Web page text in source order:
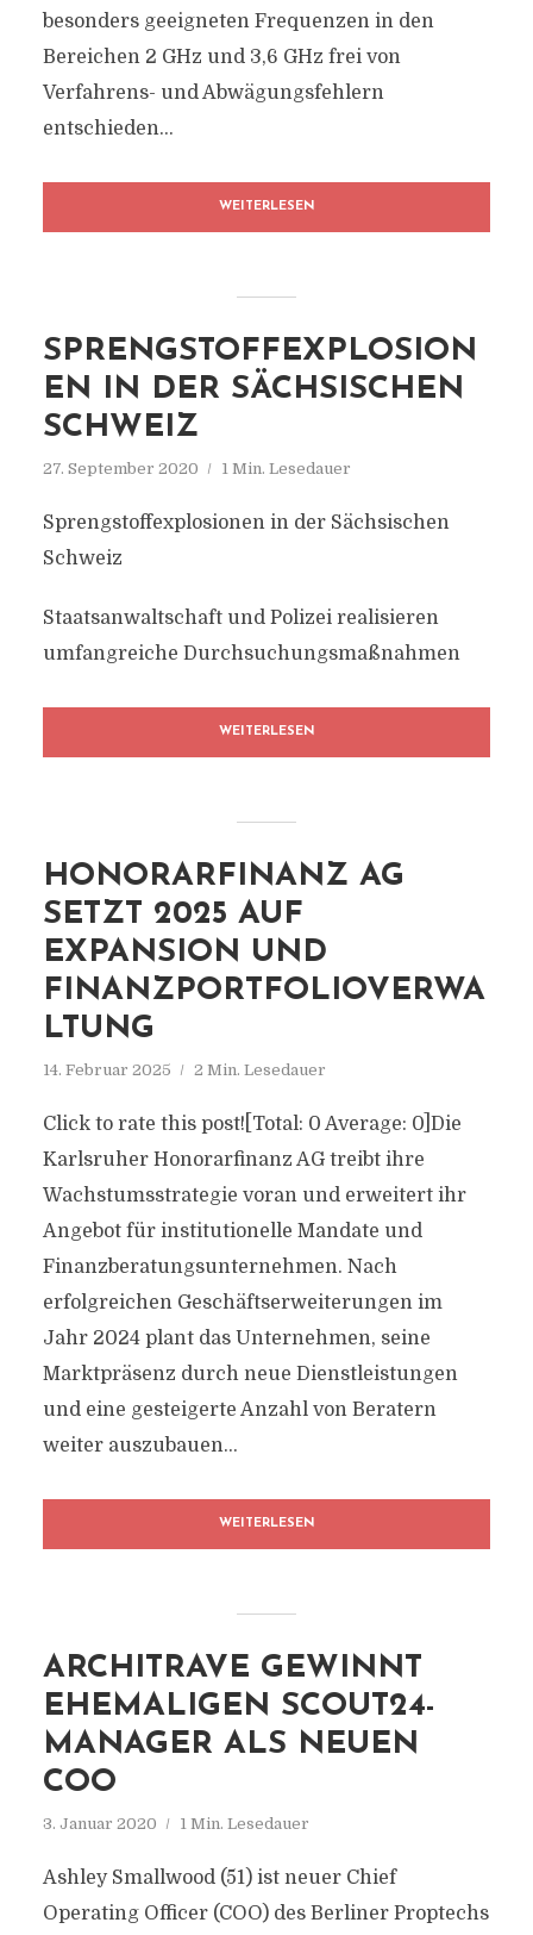
besonders geeigneten Frequenzen in den
Bereichen 2 GHz und 3,6 GHz frei von
Verfahrens- und Abwägungsfehlern
entschieden...
WEITERLESEN
SPRENGSTOFFEXPLOSION
EN IN DER SÄCHSISCHEN
SCHWEIZ
27. September 2020 1 Min. Lesedauer
Sprengstoffexplosionen in der Sächsischen
Schweiz
Staatsanwaltschaft und Polizei realisieren
umfangreiche Durchsuchungsmaßnahmen
WEITERLESEN
HONORARFINANZ AG
SETZT 2025 AUF
EXPANSION UND
FINANZPORTFOLIOVERWA
LTUNG
14. Februar 2025 2 Min. Lesedauer
Click to rate this post![Total: 0 Average: 0]Die
Karlsruher Honorarfinanz AG treibt ihre
Wachstumsstrategie voran und erweitert ihr
Angebot für institutionelle Mandate und
Finanzberatungsunternehmen. Nach
erfolgreichen Geschäftserweiterungen im
Jahr 2024 plant das Unternehmen, seine
Marktpräsenz durch neue Dienstleistungen
und eine gesteigerte Anzahl von Beratern
weiter auszubauen...
WEITERLESEN
ARCHITRAVE GEWINNT
EHEMALIGEN SCOUT24-
MANAGER ALS NEUEN
COO
3. Januar 2020 1 Min. Lesedauer
Ashley Smallwood (51) ist neuer Chief
Operating Officer (COO) des Berliner Proptechs